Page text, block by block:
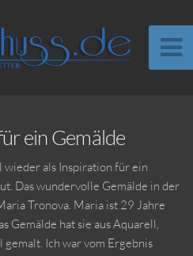
ein Gemälde
wieder als Inspiration für ein
Das wundervolle Gemälde in der
Tronova. Maria ist 29 Jahre
Gemälde hat sie aus Aquarell,
Ich war vom Ergebnis